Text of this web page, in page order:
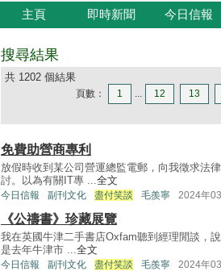
主頁 即時新聞 今日信報
搜尋結果
共 1202 個結果
頁數： 1 ... 12 13
免費助營商專利
放假時收到某公司營運總監電郵，向我徵求法
討。以為有關IT專 ...全文
今日信報 副刊文化 盡付笑談 毛羨寧 2024年
《公禱書》珍藏展覽
我在英國牛津二手書店Oxfam聽到經理閒談，
是去年牛津市 ...全文
今日信報 副刊文化 盡付笑談 毛羨寧 2024年